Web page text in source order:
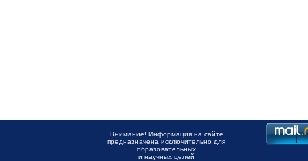
Внимание! Информация на сайте
предназначена исключительно для
образовательных
и научных целей